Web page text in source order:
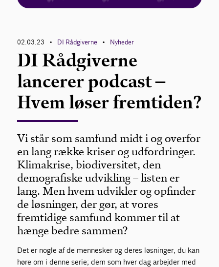
02.03.23 • DI Rådgiverne • Nyheder
DI Rådgiverne
lancerer podcast –
Hvem løser fremtiden?
Vi står som samfund midt i og overfor
en lang række kriser og udfordringer.
Klimakrise, biodiversitet, den
demografiske udvikling – listen er
lang. Men hvem udvikler og opfinder
de løsninger, der gør, at vores
fremtidige samfund kommer til at
hænge bedre sammen?
Det er nogle af de mennesker og deres løsninger, du kan
høre om i denne serie; dem som hver dag arbejder med